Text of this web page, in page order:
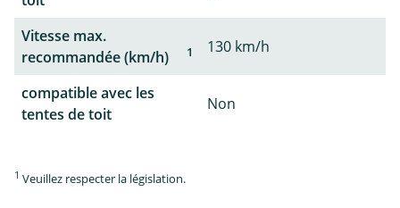
Vitesse max.
recommandée (km/h)
1 130 km/h
compatible avec les
tentes de toit
Non
1 Veuillez respecter la législation.